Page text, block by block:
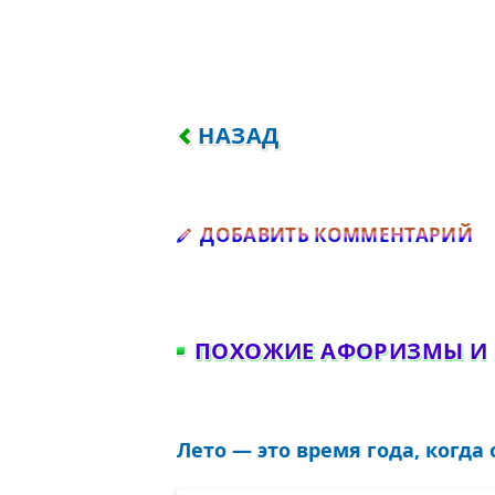
ПРЕДЫДУЩИЙ: КАКАЯ
НАЗАД
ДОБАВИТЬ КОММЕНТАРИЙ
ПОХОЖИЕ АФОРИЗМЫ И
Лето — это время года,